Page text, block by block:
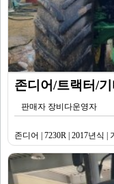
존디어/트랙터/
판매자 장비다운영자
존디어 | 7230R | 2017년식 |